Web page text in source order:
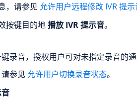
，请参见 允许用户远程修改 IVR 提
按键目的地播放 IVR 提示音。
录音，授权用户可对未指定录音的
参见 允许用户切换录音状态。